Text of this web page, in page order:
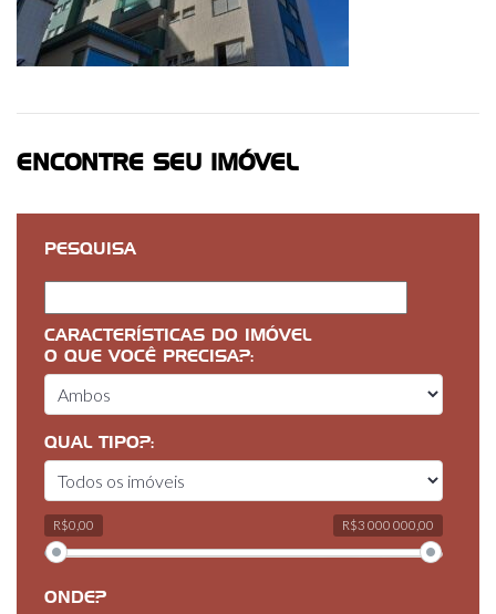
ENCONTRE SEU IMÓVEL
PESQUISA
CARACTERÍSTICAS DO IMÓVEL
O QUE VOCÊ PRECISA?:
QUAL TIPO?:
R$0,00 R$3 000 000,00
ONDE?